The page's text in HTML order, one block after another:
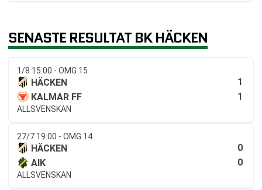
SENASTE RESULTAT BK HÄCKEN
1/8 15:00 - OMG 15
HÄCKEN
1
KALMAR FF
1
ALLSVENSKAN
27/7 19:00 - OMG 14
HÄCKEN
0
AIK
0
ALLSVENSKAN